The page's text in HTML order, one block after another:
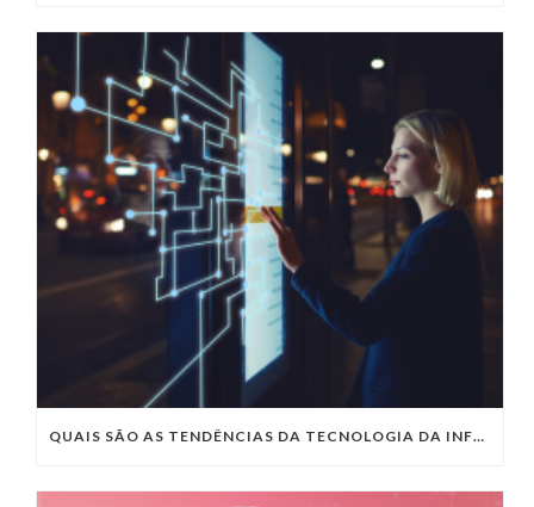
QUAIS SÃO AS TENDÊNCIAS DA TECNOLOGIA DA INFORMAÇÃO PARA 2023?